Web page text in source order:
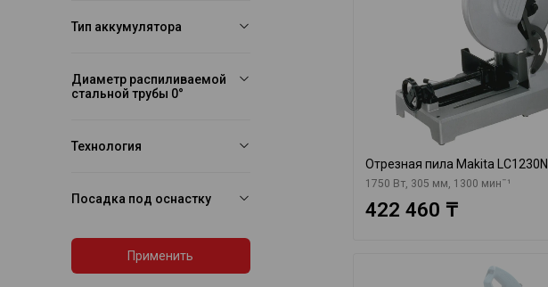
Отрезная пила Makita LC1230N
1750 Вт, 305 мм, 1300 минˉ¹
422 460 ₸
Тип аккумулятора
Диаметр распиливаемой
стальной трубы 0°
Технология
Посадка под оснастку
Применить